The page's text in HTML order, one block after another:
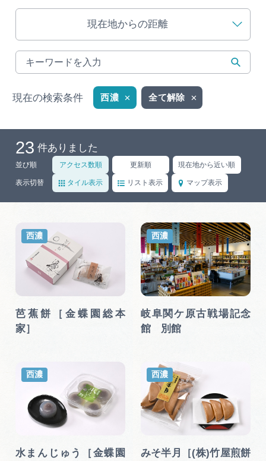
早わかり岐阜
買い物・お土産
体験予約サイト「ＶＩＳＩＴ岐阜県」
岐阜県まるごと観光エリアガイド
岐阜県観光データベース
旅行会社・観光事業者の皆様へ
フォトライブラリー
動画ライブラリー
運営組織
広告掲載
現在地からの距離
現在の検索条件 西濃 全て解除
23 件ありました
並び順 アクセス数順 更新順 現在地から近い順
表示切替 タイル表示 リスト表示 マップ表示
芭蕉餅［金蝶園総本
家］
西濃
岐阜関ケ原古戦場記念
館 別館
西濃
水まんじゅう［金蝶園
西濃
みそ半月［(株)竹屋煎餅
西濃